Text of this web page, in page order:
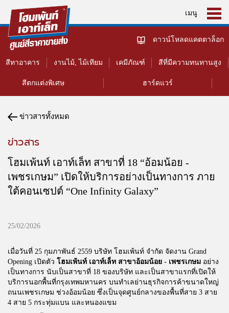
เมนู
สีทาอาคาร งานไม้, ไม้เทียม เคมีภัณฑ์ สีที่มีความทนทานสูง
สีตกแต่งพิเศษ ฮาร์ดแวร์
ดาวน์โหลดแคตตาล็อก
ข่าวสารทั้งหมด
ข่าวสาร
โฮมเพ้นท์ เอาท์เล็ท สาขาที่ 18 “อ้อมน้อย -
เพชรเกษม” เปิดให้บริการอย่างเป็นทางการ ภาย
ใต้คอนเซปต์ “One Infinity Galaxy”
25/02/2026
เมื่อวันที่ 25 กุมภาพันธ์ 2559 บริษัท โฮมเพ้นท์ จำกัด จัดงาน Grand
Opening เปิดตัว โฮมเพ้นท์ เอาท์เล็ท สาขาอ้อมน้อย - เพชรเกษม อย่าง
เป็นทางการ นับเป็นสาขาที่ 18 ของบริษัท และเป็นสาขาแรกที่เปิดให้
บริการนอกพื้นที่กรุงเทพมหานคร บนทำเลย่านธุรกิจการค้าขนาดใหญ่
ถนนเพชรเกษม ช่วงอ้อมน้อย ซึ่งเป็นจุดศูนย์กลางของพื้นที่สาย 3 สาย
4 สาย 5 กระทุ่มแบน และหนองแขม